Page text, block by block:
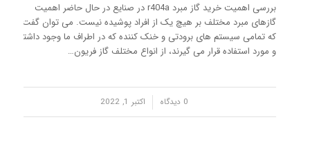
بررسی اهمیت خرید گاز مبرد r404a در صنایع در حال حاضر اهمیت
گازهای مبرد مختلف بر هیچ یک از افراد پوشیده نیست. می ‌توان گفت
که تمامی سیستم های برودتی و خنک کننده که در اطراف ما وجود داشته
و مورد استفاده قرار می گیرند، از انواع مختلف گاز فریون…
0 دیدگاه اکتبر 1, 2022